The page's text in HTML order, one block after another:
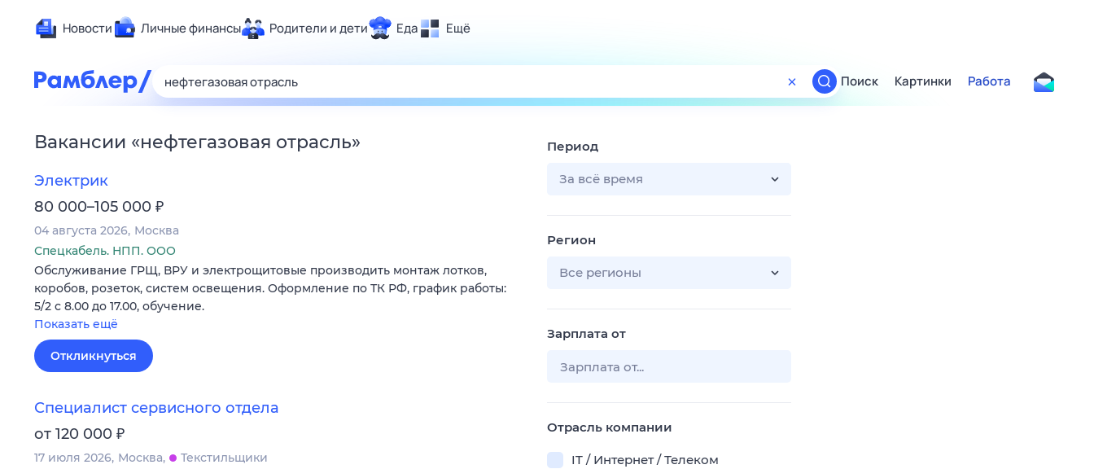
Новости Личные финансы Родители и дети Еда Ещё
Развлечения и отдых
Спорт
Сберегаем вместе
Гороскопы
Поиск
ТВ-программа
Поиск Картинки Работа
Вакансии «нефтегазовая отрасль»
Электрик
80 000–105 000 ₽
04 августа 2026 Москва
Спецкабель. НПП. ООО
Обслуживание ГРЩ, ВРУ и электрощитовые производить монтаж лотков,
коробов, розеток, систем освещения. Оформление по ТК РФ, график работы:
5/2 с 8.00 до 17.00, обучение.
Показать ещё
Откликнуться
Специалист сервисного отдела
от 120 000 ₽
17 июля 2026 Москва
Текстильщики
Период
За всё время
Регион
Все регионы
Зарплата от
Отрасль компании
IT / Интернет / Телеком